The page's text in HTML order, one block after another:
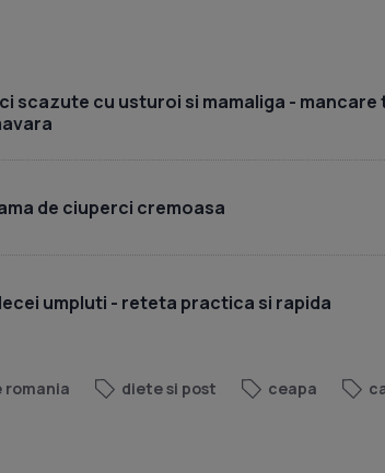
scazute cu usturoi si mamaliga -
de ciuperci cremoasa
umpluti - reteta practica si rapida
diete si post ceapa